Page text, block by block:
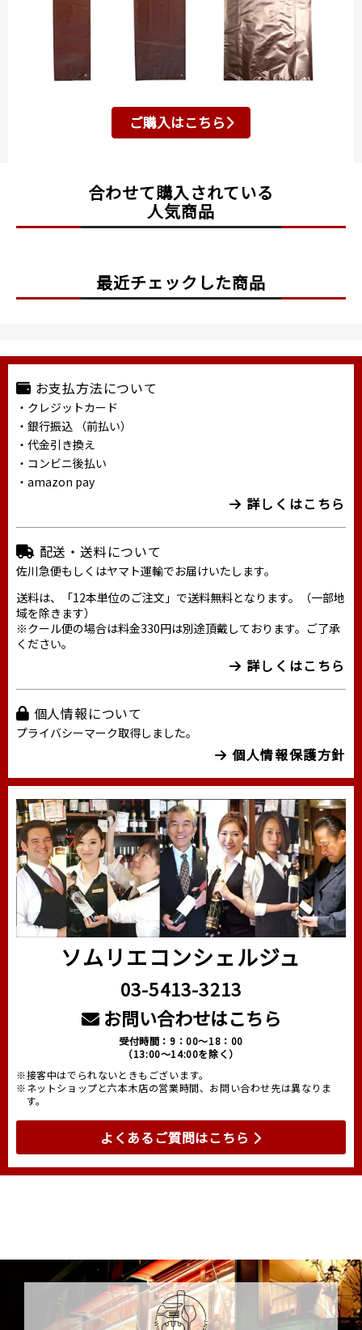
ご購入はこちら
合わせて購入されている
人気商品
最近チェックした商品
お支払方法について
・クレジットカード
・銀行振込 （前払い）
・代金引き換え
・コンビニ後払い
・amazon pay
詳しくはこちら
配送・送料について
佐川急便もしくはヤマト運輸でお届けいたします。
送料は、「12本単位のご注文」で送料無料となります。（一部地
域を除きます）
※クール便の場合は料金330円は別途頂戴しております。ご了承
ください。
詳しくはこちら
個人情報について
プライバシーマーク取得しました。
個人情報保護方針
ソムリエコンシェルジュ
03-5413-3213
お問い合わせはこちら
受付時間：9：00～18：00
（13:00～14:00を除く）
※接客中はでられないときもございます。
※ネットショップと六本木店の営業時間、お問い合わせ先は異なりま
す。
よくあるご質問はこちら